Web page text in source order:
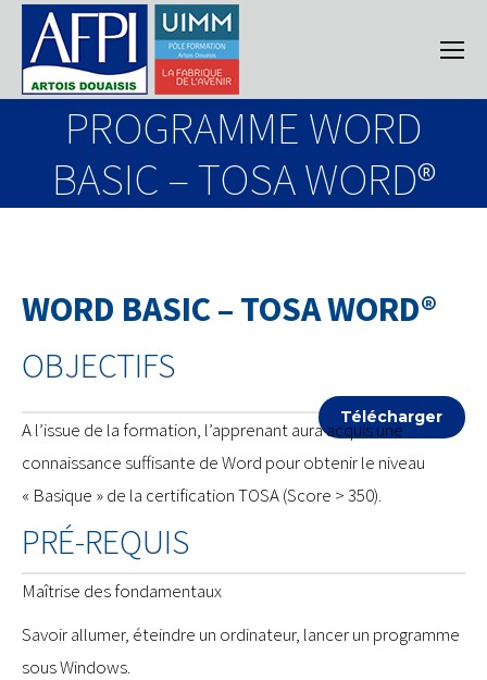
PROGRAMME WORD
BASIC – TOSA WORD®
WORD BASIC – TOSA WORD®
OBJECTIFS
Télécharger
A l’issue de la formation, l’apprenant aura acquis une
connaissance suffisante de Word pour obtenir le niveau
« Basique » de la certification TOSA (Score > 350).
PRÉ-REQUIS
Maîtrise des fondamentaux
Savoir allumer, éteindre un ordinateur, lancer un programme
sous Windows.